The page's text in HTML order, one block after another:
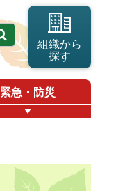
組織から
探す
緊急・防災